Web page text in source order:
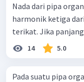
Nada dari pipa
harmonik ketiga
terikat. Jika panjang
14 5.0
Pada suatu pipa